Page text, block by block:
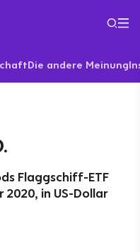
Die andere Meinung
Flaggschiff-ETF
in US-Dollar